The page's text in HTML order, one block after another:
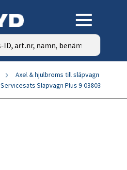
Axel & hjulbroms till släpvagn
Servicesats Släpvagn Plus 9-03803